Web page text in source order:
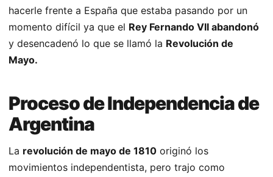
hacerle frente a España que estaba pasando por un
momento difícil ya que el Rey Fernando VII abandonó
y desencadenó lo que se llamó la Revolución de
Mayo.
Proceso de Independencia de
Argentina
La revolución de mayo de 1810 originó los
movimientos independentista, pero trajo como